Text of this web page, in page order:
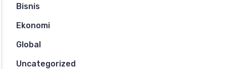
Bisnis
Ekonomi
Global
Uncategorized